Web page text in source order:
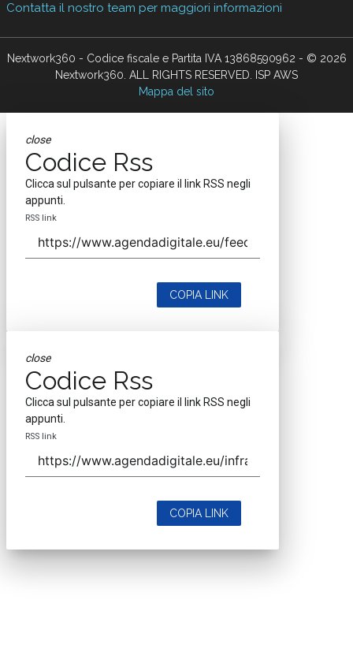
Contatta il nostro team per maggiori informazioni
Nextwork360 - Codice fiscale e Partita IVA 13868590962 - © 2026
Nextwork360. ALL RIGHTS RESERVED. ISP AWS
Mappa del sito
close
Codice Rss
Clicca sul pulsante per copiare il link RSS negli
appunti.
RSS link
COPIA LINK
close
Codice Rss
Clicca sul pulsante per copiare il link RSS negli
appunti.
RSS link
COPIA LINK